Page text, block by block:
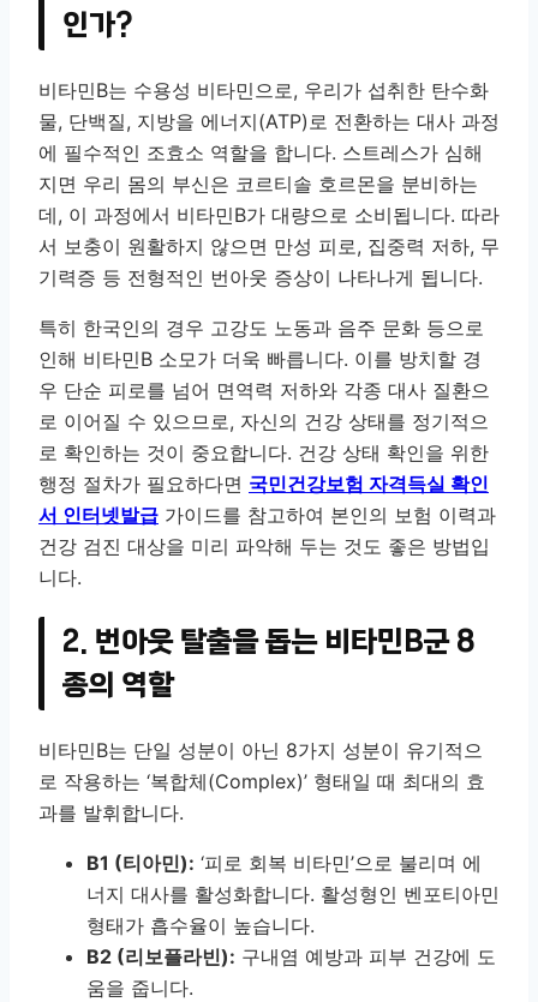
인가?
비타민B는 수용성 비타민으로, 우리가 섭취한 탄수화
물, 단백질, 지방을 에너지(ATP)로 전환하는 대사 과정
에 필수적인 조효소 역할을 합니다. 스트레스가 심해
지면 우리 몸의 부신은 코르티솔 호르몬을 분비하는
데, 이 과정에서 비타민B가 대량으로 소비됩니다. 따라
서 보충이 원활하지 않으면 만성 피로, 집중력 저하, 무
기력증 등 전형적인 번아웃 증상이 나타나게 됩니다.
특히 한국인의 경우 고강도 노동과 음주 문화 등으로
인해 비타민B 소모가 더욱 빠릅니다. 이를 방치할 경
우 단순 피로를 넘어 면역력 저하와 각종 대사 질환으
로 이어질 수 있으므로, 자신의 건강 상태를 정기적으
로 확인하는 것이 중요합니다. 건강 상태 확인을 위한
행정 절차가 필요하다면 국민건강보험 자격득실 확인
서 인터넷발급 가이드를 참고하여 본인의 보험 이력과
건강 검진 대상을 미리 파악해 두는 것도 좋은 방법입
니다.
2. 번아웃 탈출을 돕는 비타민B군 8
종의 역할
비타민B는 단일 성분이 아닌 8가지 성분이 유기적으
로 작용하는 ‘복합체(Complex)’ 형태일 때 최대의 효
과를 발휘합니다.
B1 (티아민): ‘피로 회복 비타민’으로 불리며 에
너지 대사를 활성화합니다. 활성형인 벤포티아민
형태가 흡수율이 높습니다.
B2 (리보플라빈): 구내염 예방과 피부 건강에 도
움을 줍니다.